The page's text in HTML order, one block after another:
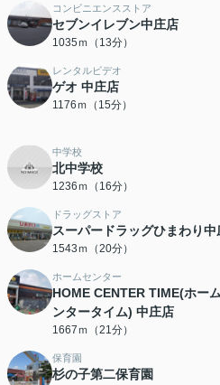
コンビニエンスストア
セブンイレブン中庄店
1035ｍ（13分）
レンタルビデオ
ゲオ 中庄店
1176ｍ（15分）
中学校
北中学校
1236ｍ（16分）
ドラッグストア
スーパードラッグひまわり中
1543ｍ（20分）
ホームセンター
HOME CENTER TIME(ホー
ンタータイム) 中庄店
1667ｍ（21分）
保育園
杉の子第二保育園